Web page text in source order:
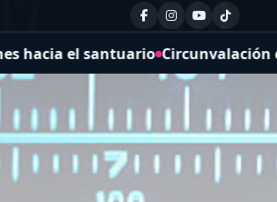
santuario Circunvalación de Río